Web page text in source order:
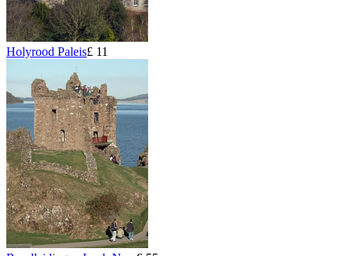
Holyrood Paleis£ 11